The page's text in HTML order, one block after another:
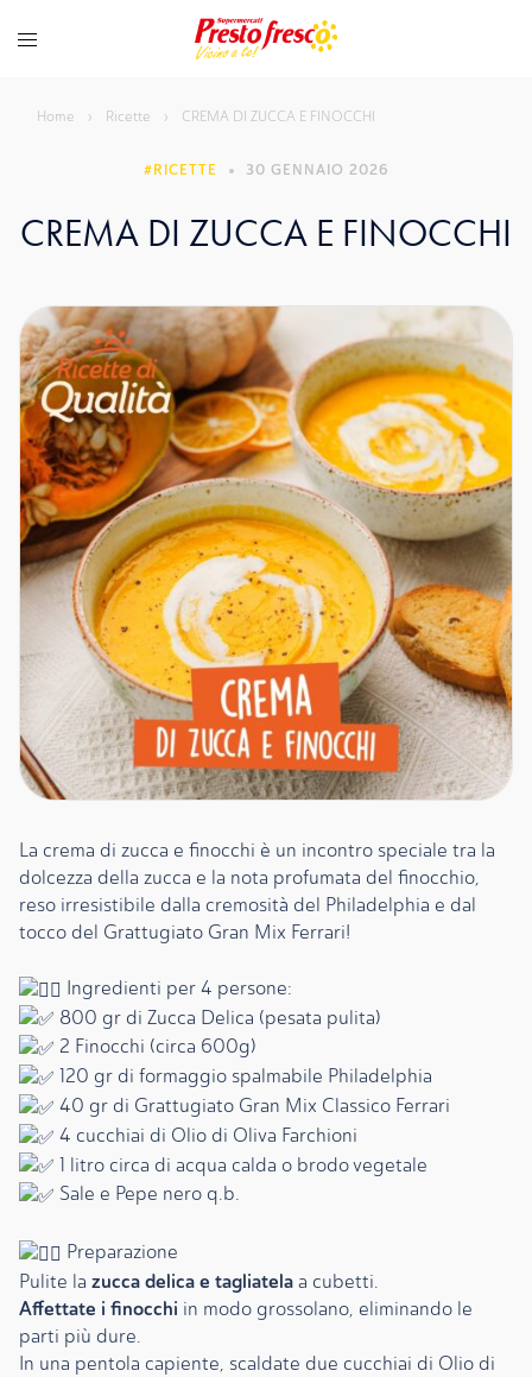
Home › Ricette › CREMA DI ZUCCA E FINOCCHI
RICETTE 30 GENNAIO 2026
CREMA DI ZUCCA E FINOCCHI
La crema di zucca e finocchi è un incontro speciale tra la
dolcezza della zucca e la nota profumata del finocchio,
reso irresistibile dalla cremosità del Philadelphia e dal
tocco del Grattugiato Gran Mix Ferrari!
Ingredienti per 4 persone:
800 gr di Zucca Delica (pesata pulita)
2 Finocchi (circa 600g)
120 gr di formaggio spalmabile Philadelphia
40 gr di Grattugiato Gran Mix Classico Ferrari
4 cucchiai di Olio di Oliva Farchioni
1 litro circa di acqua calda o brodo vegetale
Sale e Pepe nero q.b.
Preparazione
Pulite la zucca delica e tagliatelaa cubetti.
Affettate i finocchi in modo grossolano, eliminando le
parti più dure.
In una pentola capiente, scaldate due cucchiai di Olio di